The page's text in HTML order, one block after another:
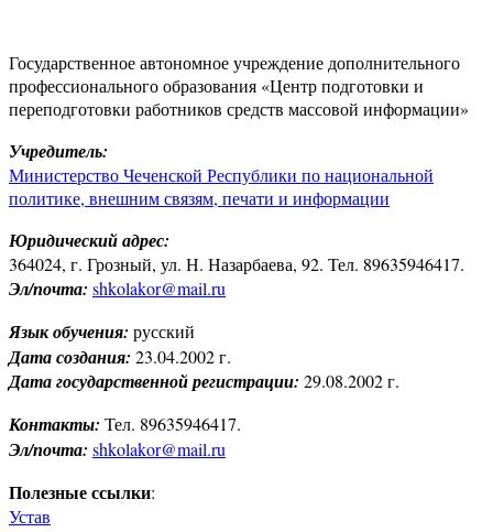
Государственное автономное учреждение дополнительного
профессионального образования «Центр подготовки и
переподготовки работников средств массовой информации»
Учредитель:
Министерство Чеченской Республики по национальной
политике, внешним связям, печати и информации
Юридический адрес:
364024, г. Грозный, ул. Н. Назарбаева, 92. Тел. 89635946417.
Эл/почта: shkolakor@mail.ru
Язык обучения: русский
Дата создания: 23.04.2002 г.
Дата государственной регистрации: 29.08.2002 г.
Контакты: Тел. 89635946417.
Эл/почта: shkolakor@mail.ru
Полезные ссылки:
Устав